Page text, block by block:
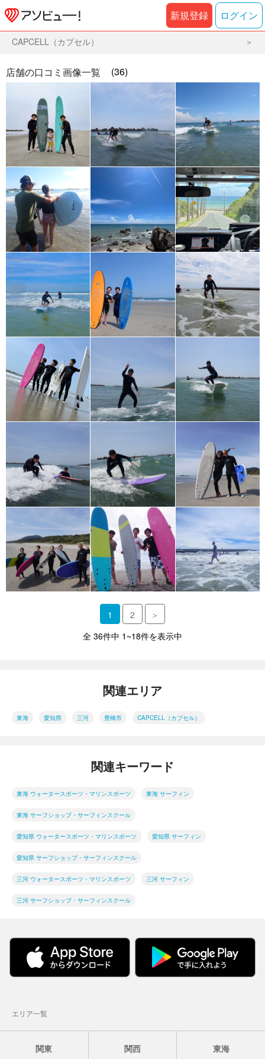
新規登録 ログイン
CAPCELL（カプセル）
店舗の口コミ画像一覧 (36)
1 2
＞
全 36件中 1~18件を表示中
関連エリア
東海 愛知県 三河 豊橋市 CAPCELL（カプセル）
関連キーワード
東海 ウォータースポーツ・マリンスポーツ 東海 サーフィン
東海 サーフショップ・サーフィンスクール
愛知県 ウォータースポーツ・マリンスポーツ 愛知県 サーフィン
愛知県 サーフショップ・サーフィンスクール
三河 ウォータースポーツ・マリンスポーツ 三河 サーフィン
三河 サーフショップ・サーフィンスクール
エリア一覧
関東 関西 東海